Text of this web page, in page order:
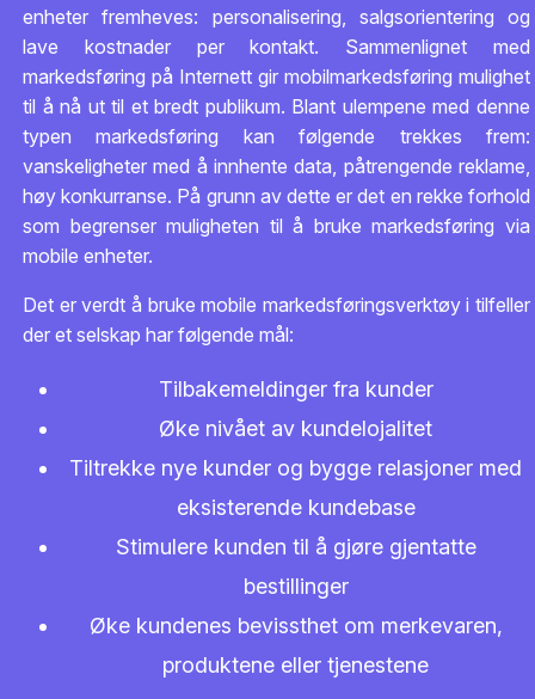
enheter fremheves: personalisering, salgsorientering og
lave kostnader per kontakt. Sammenlignet med
markedsføring på Internett gir mobilmarkedsføring mulighet
til å nå ut til et bredt publikum. Blant ulempene med denne
typen markedsføring kan følgende trekkes frem:
vanskeligheter med å innhente data, påtrengende reklame,
høy konkurranse. På grunn av dette er det en rekke forhold
som begrenser muligheten til å bruke markedsføring via
mobile enheter.
Det er verdt å bruke mobile markedsføringsverktøy i tilfeller
der et selskap har følgende mål:
Tilbakemeldinger fra kunder
Øke nivået av kundelojalitet
Tiltrekke nye kunder og bygge relasjoner med
eksisterende kundebase
Stimulere kunden til å gjøre gjentatte
bestillinger
Øke kundenes bevissthet om merkevaren,
produktene eller tjenestene